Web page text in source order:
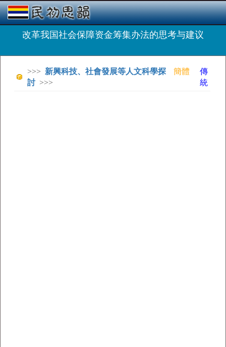
改革我国社会保障资金筹集办法的思考与建议
>>> 新興科技、社會發展等人文科學探
討>>>
簡體
傳
統